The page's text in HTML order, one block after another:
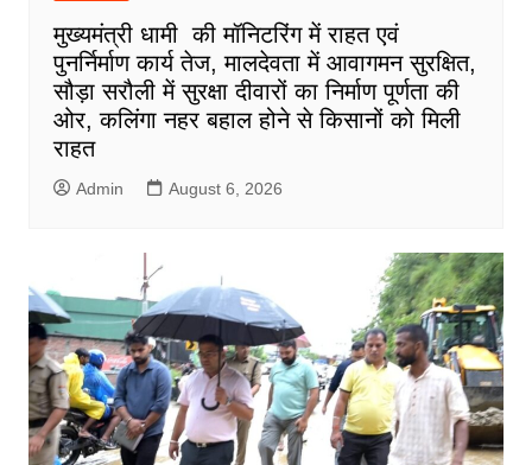
मुख्यमंत्री धामी की मॉनिटरिंग में राहत एवं
पुनर्निर्माण कार्य तेज, मालदेवता में आवागमन सुरक्षित,
सौड़ा सरौली में सुरक्षा दीवारों का निर्माण पूर्णता की
ओर, कलिंगा नहर बहाल होने से किसानों को मिली
राहत
Admin August 6, 2026